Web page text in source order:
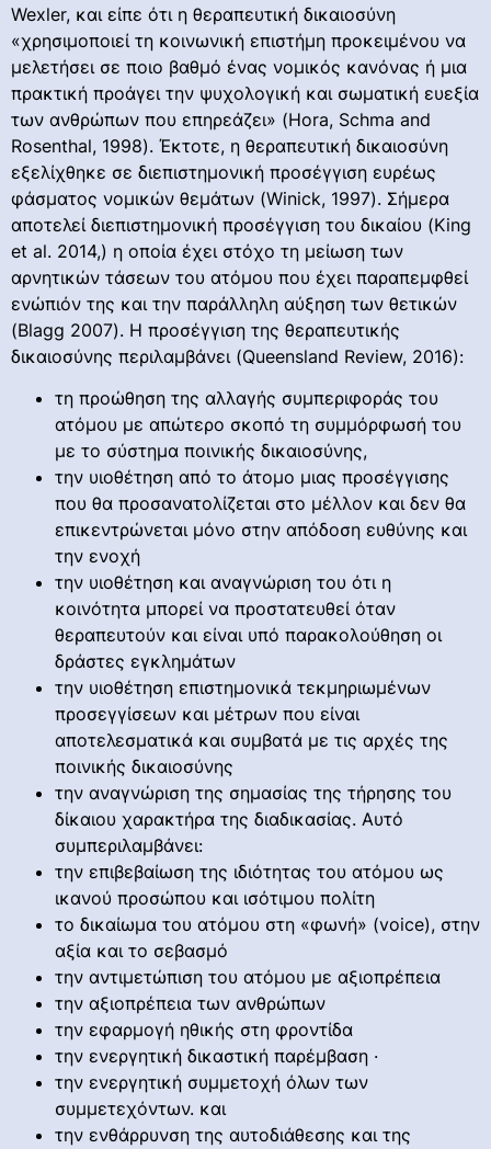
Wexler, και είπε ότι η θεραπευτική δικαιοσύνη
«χρησιμοποιεί τη κοινωνική επιστήμη προκειμένου να
μελετήσει σε ποιο βαθμό ένας νομικός κανόνας ή μια
πρακτική προάγει την ψυχολογική και σωματική ευεξία
των ανθρώπων που επηρεάζει» (Hora, Schma and
Rosenthal, 1998). Έκτοτε, η θεραπευτική δικαιοσύνη
εξελίχθηκε σε διεπιστημονική προσέγγιση ευρέως
φάσματος νομικών θεμάτων (Winick, 1997). Σήμερα
αποτελεί διεπιστημονική προσέγγιση του δικαίου (King
et al. 2014,) η οποία έχει στόχο τη μείωση των
αρνητικών τάσεων του ατόμου που έχει παραπεμφθεί
ενώπιόν της και την παράλληλη αύξηση των θετικών
(Blagg 2007). Η προσέγγιση της θεραπευτικής
δικαιοσύνης περιλαμβάνει (Queensland Review, 2016):
τη προώθηση της αλλαγής συμπεριφοράς του
ατόμου με απώτερο σκοπό τη συμμόρφωσή του
με το σύστημα ποινικής δικαιοσύνης,
την υιοθέτηση από το άτομο μιας προσέγγισης
που θα προσανατολίζεται στο μέλλον και δεν θα
επικεντρώνεται μόνο στην απόδοση ευθύνης και
την ενοχή
την υιοθέτηση και αναγνώριση του ότι η
κοινότητα μπορεί να προστατευθεί όταν
θεραπευτούν και είναι υπό παρακολούθηση οι
δράστες εγκλημάτων
την υιοθέτηση επιστημονικά τεκμηριωμένων
προσεγγίσεων και μέτρων που είναι
αποτελεσματικά και συμβατά με τις αρχές της
ποινικής δικαιοσύνης
την αναγνώριση της σημασίας της τήρησης του
δίκαιου χαρακτήρα της διαδικασίας. Αυτό
συμπεριλαμβάνει:
την επιβεβαίωση της ιδιότητας του ατόμου ως
ικανού προσώπου και ισότιμου πολίτη
το δικαίωμα του ατόμου στη «φωνή» (voice), στην
αξία και το σεβασμό
την αντιμετώπιση του ατόμου με αξιοπρέπεια
την αξιοπρέπεια των ανθρώπων
την εφαρμογή ηθικής στη φροντίδα
την ενεργητική δικαστική παρέμβαση ·
την ενεργητική συμμετοχή όλων των
συμμετεχόντων. και
την ενθάρρυνση της αυτοδιάθεσης και της